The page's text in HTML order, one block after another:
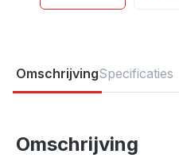
OmschrijvingSpecificaties
Omschrijving